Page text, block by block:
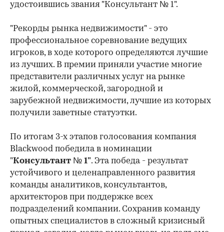
удостоившись звания "Консультант № 1".
"Рекорды рынка недвижимости" - это
профессиональное соревнование ведущих
игроков, в ходе которого определяются лучшие
из лучших. В премии приняли участие многие
представители различных услуг на рынке
жилой, коммерческой, загородной и
зарубежной недвижимости, лучшие из которых
получили заветные статуэтки.
По итогам 3-х этапов голосования компания
Blackwood победила в номинации
"Консультант № 1". Эта победа - результат
устойчивого и целенаправленного развития
команды аналитиков, консультантов,
архитекторов при поддержке всех
подразделений компании. Сохранив команду
опытных специалистов в сложный кризисный